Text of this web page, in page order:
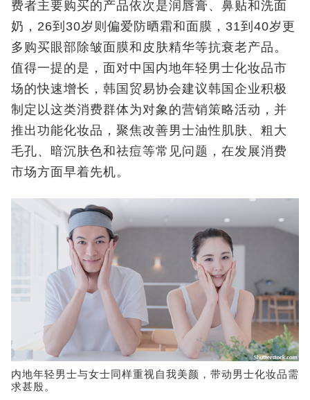
费者主要购买的产品依次是润唇膏、鼻贴和洗面
奶，26到30岁则偏爱防晒霜和面膜，31到40岁更
多购买眼部除皱面膜和皮肤精华等抗衰老产品。
值得一提的是，面对中国内地年轻男士化妆品市
场的快速增长，韩国贸易协会建议韩国企业积极
制定以这类消费群体为对象的营销策略活动，并
推出功能化妆品，聚焦改善男士油性肌肤、粗大
毛孔、暗沉肤色和祛痘等常见问题，在发展消费
市场方面早着先机。
内地年轻男士与女士同样重视自我美颜，带动男士化妆品需
求甚殷。